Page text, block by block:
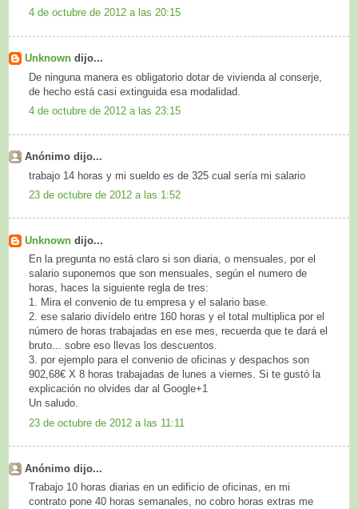
4 de octubre de 2012 a las 20:15
Unknown dijo...
De ninguna manera es obligatorio dotar de vivienda al conserje,
de hecho está casi extinguida esa modalidad.
4 de octubre de 2012 a las 23:15
Anónimo dijo...
trabajo 14 horas y mi sueldo es de 325 cual sería mi salario
23 de octubre de 2012 a las 1:52
Unknown dijo...
En la pregunta no está claro si son diaria, o mensuales, por el
salario suponemos que son mensuales, según el numero de
horas, haces la siguiente regla de tres:
1. Mira el convenio de tu empresa y el salario base.
2. ese salario divídelo entre 160 horas y el total multiplica por el
número de horas trabajadas en ese mes, recuerda que te dará el
bruto... sobre eso llevas los descuentos.
3. por ejemplo para el convenio de oficinas y despachos son
902,68€ X 8 horas trabajadas de lunes a viernes. Si te gustó la
explicación no olvides dar al Google+1
Un saludo.
23 de octubre de 2012 a las 11:11
Anónimo dijo...
Trabajo 10 horas diarias en un edificio de oficinas, en mi
contrato pone 40 horas semanales, no cobro horas extras me